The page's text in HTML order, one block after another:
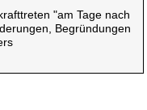
"am Tage nach
Begründungen